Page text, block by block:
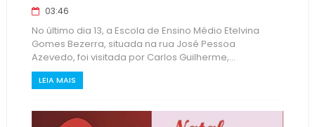
03:46
No último dia 13, a Escola de Ensino Médio Etelvina
Gomes Bezerra, situada na rua José Pessoa
Azevedo, foi visitada por Carlos Guilherme,...
LEIA MAIS